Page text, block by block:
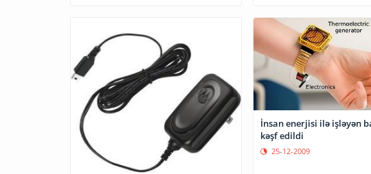
İnsan enerjisi ilə işləyən
kəşf edildi
25-12-2009